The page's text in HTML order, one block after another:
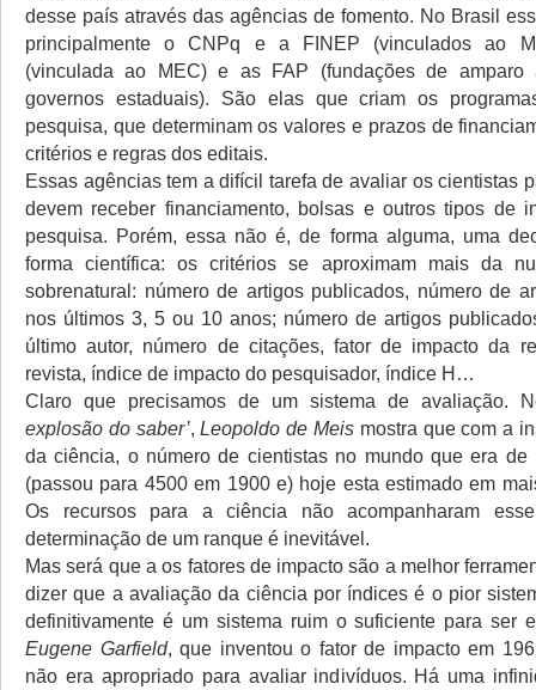
desse país através das agências de fomento. No Brasil
principalmente o CNPq e a FINEP (vinculados ao
(vinculada ao MEC) e as FAP (fundações de amparo
governos estaduais). São elas que criam os
pesquisa, que determinam os valores e prazos de
critérios e regras dos editais.
Essas agências tem a difícil tarefa de avaliar os cientistas
devem receber financiamento, bolsas e outros tipos de
pesquisa. Porém, essa não é, de forma alguma, uma
forma científica: os critérios se aproximam mais da
sobrenatural: número de artigos publicados, número de
nos últimos 3, 5 ou 10 anos; número de artigos
último autor, número de citações, fator de impacto da
revista, índice de impacto do pesquisador, índice H…
Claro que precisamos de um sistema de avaliação.
explosão do saber’,Leopoldo de Meis mostra que com a
da ciência, o número de cientistas no mundo que era de
(passou para 4500 em 1900 e) hoje esta estimado em
Os recursos para a ciência não acompanharam
determinação de um ranque é inevitável.
Mas será que a os fatores de impacto são a melhor
dizer que a avaliação da ciência por índices é o pior
definitivamente é um sistema ruim o suficiente para ser
Eugene Garfield, que inventou o fator de impacto em
não era apropriado para avaliar indivíduos. Há uma